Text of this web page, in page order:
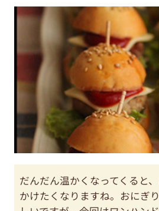
だんだん温かくなってくると
かけたくなりますね。おにぎ